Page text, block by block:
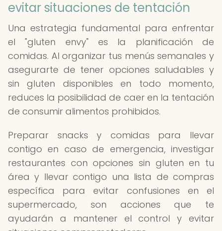
evitar situaciones de tentación
Una estrategia fundamental para enfrentar
el "gluten envy" es la planificación de
comidas. Al organizar tus menús semanales y
asegurarte de tener opciones saludables y
sin gluten disponibles en todo momento,
reduces la posibilidad de caer en la tentación
de consumir alimentos prohibidos.
Preparar snacks y comidas para llevar
contigo en caso de emergencia, investigar
restaurantes con opciones sin gluten en tu
área y llevar contigo una lista de compras
específica para evitar confusiones en el
supermercado, son acciones que te
ayudarán a mantener el control y evitar